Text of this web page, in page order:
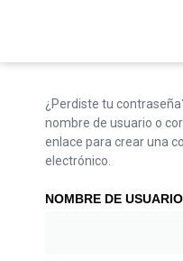
¿Perdiste tu
nombre de usuario o
enlace para crear una
electrónico.
NOMBRE DE